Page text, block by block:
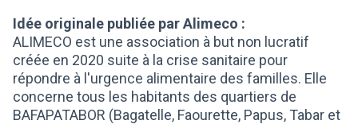
Idée originale publiée par Alimeco :
ALIMECO est une association à but non lucratif
créée en 2020 suite à la crise sanitaire pour
répondre à l'urgence alimentaire des familles. Elle
concerne tous les habitants des quartiers de
BAFAPATABOR (Bagatelle, Faourette, Papus, Tabar et